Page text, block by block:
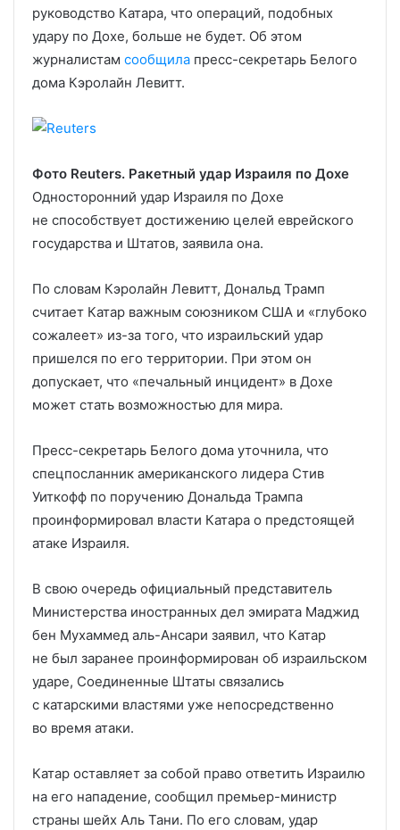
руководство Катара, что операций, подобных
удару по Дохе, больше не будет. Об этом
журналистам сообщила пресс-секретарь Белого
дома Кэролайн Левитт.
Фото Reuters. Ракетный удар Израиля по Дохе
Односторонний удар Израиля по Дохе
не способствует достижению целей еврейского
государства и Штатов, заявила она.
По словам Кэролайн Левитт, Дональд Трамп
считает Катар важным союзником США и «глубоко
сожалеет» из-за того, что израильский удар
пришелся по его территории. При этом он
допускает, что «печальный инцидент» в Дохе
может стать возможностью для мира.
Пресс-секретарь Белого дома уточнила, что
спецпосланник американского лидера Стив
Уиткофф по поручению Дональда Трампа
проинформировал власти Катара о предстоящей
атаке Израиля.
В свою очередь официальный представитель
Министерства иностранных дел эмирата Маджид
бен Мухаммед аль-Ансари заявил, что Катар
не был заранее проинформирован об израильском
ударе, Соединенные Штаты связались
с катарскими властями уже непосредственно
во время атаки.
Катар оставляет за собой право ответить Израилю
на его нападение, сообщил премьер-министр
страны шейх Аль Тани. По его словам, удар